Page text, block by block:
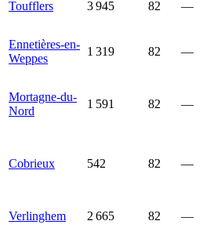
Toufflers 3 945 82 —
Ennetières-en-
Weppes
1 319 82 —
Mortagne-du-
Nord
1 591 82 —
Cobrieux 542 82 —
Verlinghem 2 665 82 —